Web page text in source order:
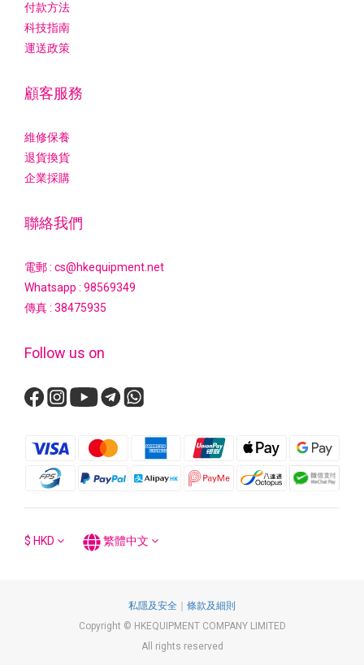
付款方法
科技指南
運送政策
顧客服務
維修保養
退貨換貨
企業採購
聯絡我們
電郵 : cs@hkequipment.net
Whatsapp : 98569349
傳真 : 38475935
Follow us on
$ HKD 繁體中文
私隱及安全 ｜ 條款及細則
Copyright © HKEQUIPMENT COMPANY LIMITED
All rights reserved